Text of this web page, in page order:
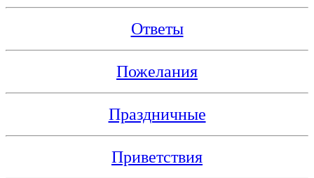
Ответы
Пожелания
Праздничные
Приветствия